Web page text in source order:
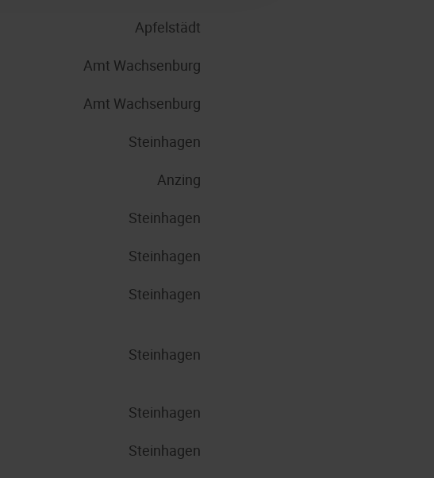
Apfelstädt
Amt Wachsenburg
Amt Wachsenburg
Steinhagen
Anzing
Steinhagen
Steinhagen
Steinhagen
Steinhagen
Steinhagen
Steinhagen